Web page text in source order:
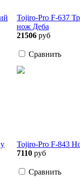
Tojiro-Pro F-637
нож Деба
21506 руб
Сравнить
Tojiro-Pro F-843
7110 руб
Сравнить